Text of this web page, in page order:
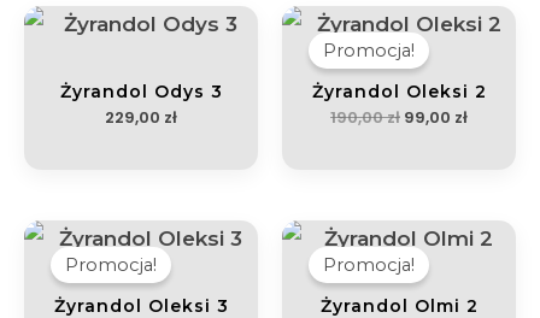
Żyrandol Odys 3
229,00 zł
Promocja!
Żyrandol Oleksi 2
190,00zł
Pierwotna
cena
wynosiła:
190,00 zł.
99,00 zł
cena
Promocja!
Żyrandol Oleksi 3
Pierwotna
cena
wynosiła:
199,00 zł.
Aktualna
cena
Promocja!
Żyrandol Olmi 2
Pierwotna
cena
wynosiła:
149,00 zł.
cena